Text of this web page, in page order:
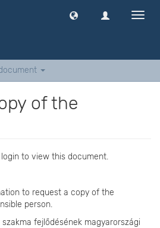
of the
to view this document.
to request a copy of the
person.
fejlődésének magyarországi